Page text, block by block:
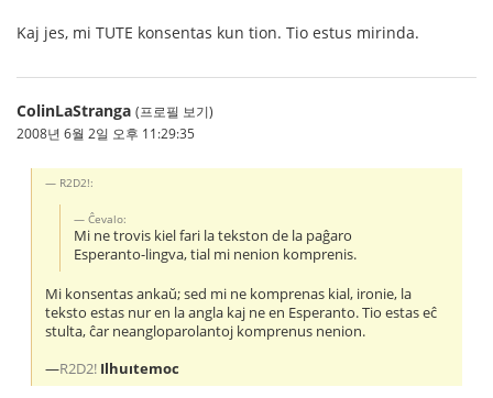
Kaj jes, mi TUTE konsentas kun tion. Tio estus mirinda.
ColinLaStranga (프로필 보기)
2008년 6월 2일 오후 11:29:35
R2D2!:
Ĉevalo:
Mi ne trovis kiel fari la tekston de la paĝaro
Esperanto-lingva, tial mi nenion komprenis.
Mi konsentas ankaŭ; sed mi ne komprenas kial, ironie, la
teksto estas nur en la angla kaj ne en Esperanto. Tio estas eĉ
stulta, ĉar neangloparolantoj komprenus nenion.
—R2D2! Ilhuıtemoc